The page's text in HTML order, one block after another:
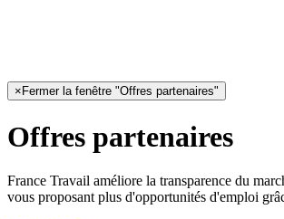
× Fermer la fenêtre "Offres partenaires"
Offres partenaires
France Travail améliore la transparence du
vous proposant plus d'opportunités d'emploi